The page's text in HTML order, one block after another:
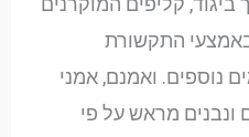
באמצעי התקשורת
נוספים. ואמנם, אמני
ונבנים מראש על פי